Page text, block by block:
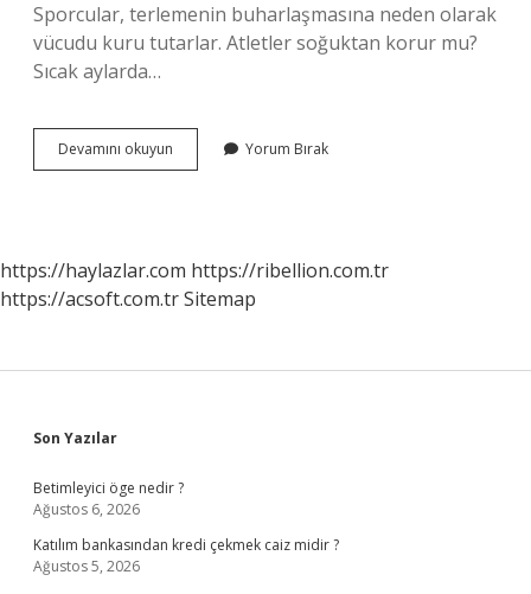
Sporcular, terlemenin buharlaşmasına neden olarak
vücudu kuru tutarlar. Atletler soğuktan korur mu?
Sıcak aylarda…
Devamını okuyun
Teri
Yorum Bırak
https://haylazlar.com https://ribellion.com.tr
https://acsoft.com.trSitemap
Sidebar
Son Yazılar
Betimleyici öge nedir ?
Ağustos 6, 2026
Katılım bankasından kredi çekmek caiz midir ?
Ağustos 5, 2026